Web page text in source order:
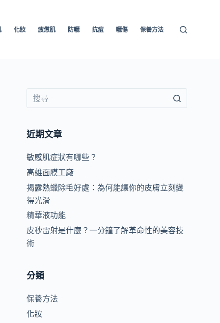
化妝 疲憊肌 防曬 抗痘 曬傷 保養方法
近期文章
敏感肌症狀有哪些？
高雄面膜工廠
揭露熱蠟除毛好處：為何能讓你的皮膚立刻變
得光滑
精華液功能
皮秒雷射是什麼？一分鐘了解革命性的美容技
術
分類
保養方法
化妝